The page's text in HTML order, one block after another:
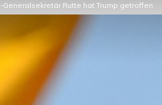
Generalsekretär Rutte hat Trump getroffen